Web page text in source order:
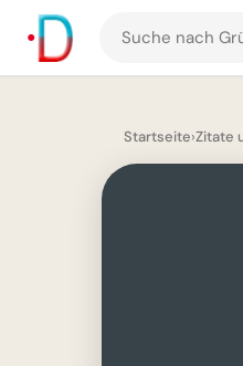
Suche
nach
und
Startseite›Zitate